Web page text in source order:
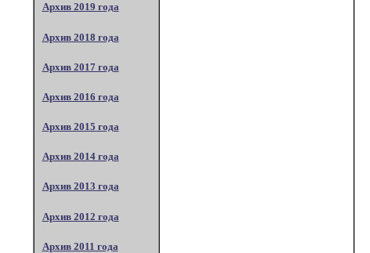
Архив 2019 года
Архив 2018 года
Архив 2017 года
Архив 2016 года
Архив 2015 года
Архив 2014 года
Архив 2013 года
Архив 2012 года
Архив 2011 года